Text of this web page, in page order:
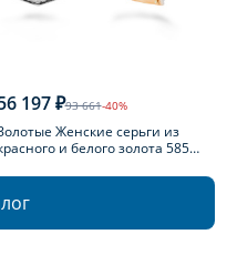
197 ₽93 661-40%
Женские серьги из
и белого золота 585